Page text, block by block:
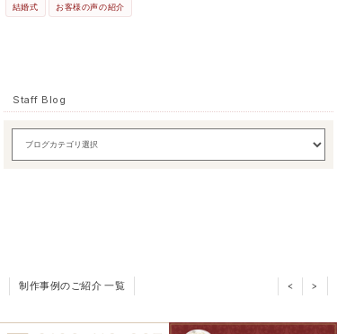
結婚式 お客様の声の紹介
Staff Blog
制作事例のご紹介 一覧 < >